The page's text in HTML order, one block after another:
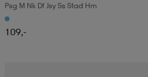
Psg M Nk Df Jsy Ss Stad Hm
109,-